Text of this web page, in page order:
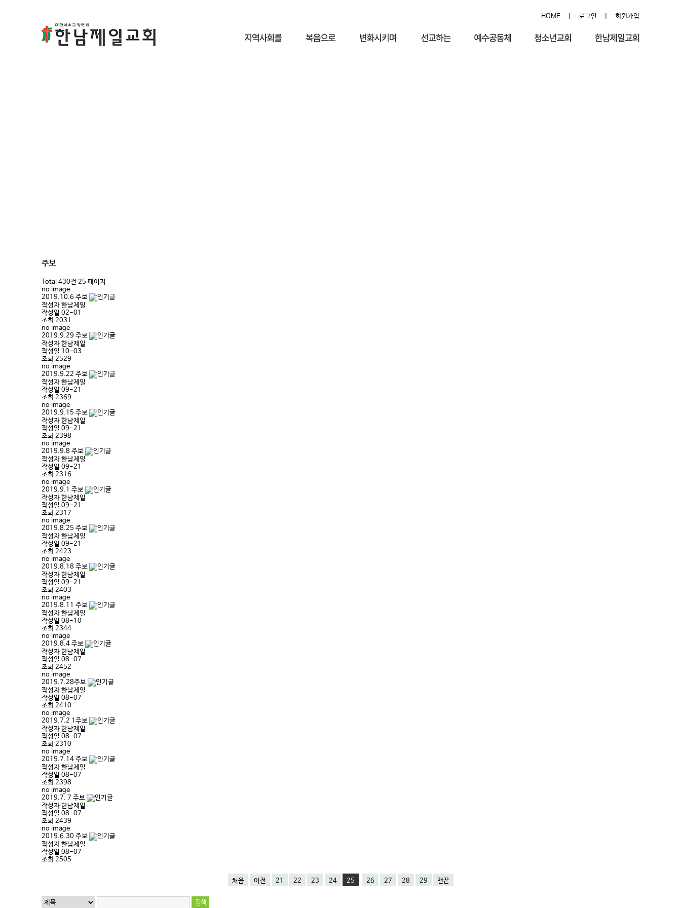
HOME 로그인 회원가입
주보
Total 430건 25 페이지
no image
2019.10.6 주보
작성자 한남제일
작성일 02-01
조회 2031
no image
2019.9.29 주보
작성자 한남제일
작성일 10-03
조회 2529
no image
2019.9.22 주보
작성자 한남제일
작성일 09-21
조회 2369
no image
2019.9.15 주보
작성자 한남제일
작성일 09-21
조회 2398
no image
2019.9.8 주보
작성자 한남제일
작성일 09-21
조회 2316
no image
2019.9.1 주보
작성자 한남제일
작성일 09-21
조회 2317
no image
2019.8.25 주보
작성자 한남제일
작성일 09-21
조회 2423
no image
2019.8.18 주보
작성자 한남제일
작성일 09-21
조회 2403
no image
2019.8.11 주보
작성자 한남제일
작성일 08-10
조회 2344
no image
2019.8.4 주보
작성자 한남제일
작성일 08-07
조회 2452
no image
2019.7.28주보
작성자 한남제일
작성일 08-07
조회 2410
no image
2019.7.2 1주보
작성자 한남제일
작성일 08-07
조회 2310
no image
2019.7.14 주보
작성자 한남제일
작성일 08-07
조회 2398
no image
2019.7. 7 주보
작성자 한남제일
작성일 08-07
조회 2439
no image
2019.6.30 주보
작성자 한남제일
작성일 08-07
조회 2505
처음 이전 21 22 23 24 25 26 27 28 29 맨끝